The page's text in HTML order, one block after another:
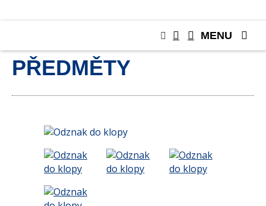
SBĚRATELSKÉ
PŘEDMĚTY
MENU